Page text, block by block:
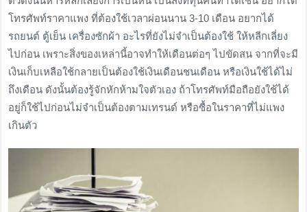
โทรศัพท์ราคาแพง ที่ต้องใช้เวลาผ่อนนาน 3-10 เดือน อยากได้
รถยนต์ ตู้เย็น เครื่องซักผ้า อะไรที่ยังไม่จำเป็นต้องใช้ ให้หลีกเลี่ยง
ไปก่อน เพราะสิ่งของเหล่านี้อาจทำให้เดือนต่อๆ ไปขัดสน จากที่จะมี
เงินเก็บเหลือใช้กลายเป็นต้องใช้เงินเดือนชนเดือน หรือเงินใช้ได้ไม่
ถึงเดือน ดังนั้นต้องรู้จักหักห้ามใจตัวเอง ถ้าโทรศัพท์มือถือยังใช้ได้
อยู่ก็ใช้ไปก่อนไม่จำเป็นต้องตามเทรนด์ หรือซื้อในราคาที่ไม่แพง
เกินตัว